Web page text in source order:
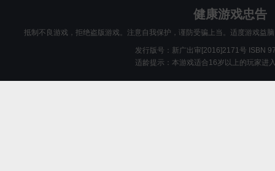
健康游戏忠告
抵制不良游戏，拒绝盗版游戏。注意自我保护，谨防受骗上当。适度游戏益
发行版号：新广出审[2016]2171号 ISBN
适龄提示：本游戏适合16岁以上的玩家进